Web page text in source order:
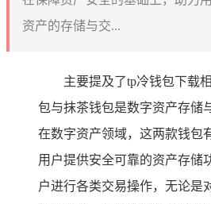
资产的存储与交...
主要提及了tp冷钱包下载
包与抹茶钱包是数字资产存储
在数字资产领域，这两款钱包
用户提供安全可靠的资产存储
户进行各类交易操作，无论是